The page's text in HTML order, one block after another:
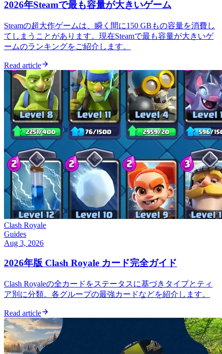
2026年Steamで最も容量が大きいゲーム
Steamの超大作ゲームは、瞬く間に150 GBもの容量を消費し
てしまうことがあります。現在Steamで最も容量が大きいゲ
ームのランキングをご紹介します。
Read article
Clash Royale
Guides
Aug 3, 2026
2026年版 Clash Royale カード完全ガイド
Clash Royaleの全カードをステータスに基づきタイプとティ
ア別に分類。各グループの最強カードなどを紹介します。
Read article